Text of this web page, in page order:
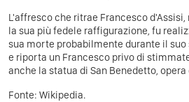
L'affresco che ritrae Francesco
la sua più fedele raffigurazione, fu
sua morte probabilmente durante il suo
e riporta un Francesco privo di
anche la statua di San Benedetto, opera
Fonte: Wikipedia.